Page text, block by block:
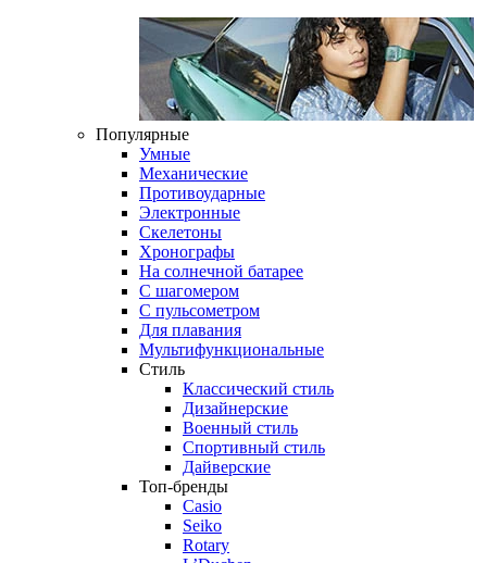
Популярные
Умные
Механические
Противоударные
Электронные
Скелетоны
Хронографы
На солнечной батарее
С шагомером
С пульсометром
Для плавания
Мультифункциональные
Стиль
Классический стиль
Дизайнерские
Военный стиль
Спортивный стиль
Дайверские
Топ-бренды
Casio
Seiko
Rotary